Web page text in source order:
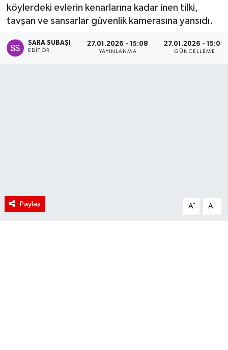
köylerdeki evlerin kenarlarına kadar inen tilki,
tavşan ve sansarlar güvenlik kamerasına yansıdı.
SARA SUBAŞI
EDITÖR
27.01.2026 - 15:08
YAYINLANMA
27.01.2026 - 15:08
GÜNCELLEME
Paylaş A- A+